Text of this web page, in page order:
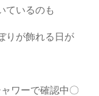
ているのも
りが飾れる日が
ーで確認中〇